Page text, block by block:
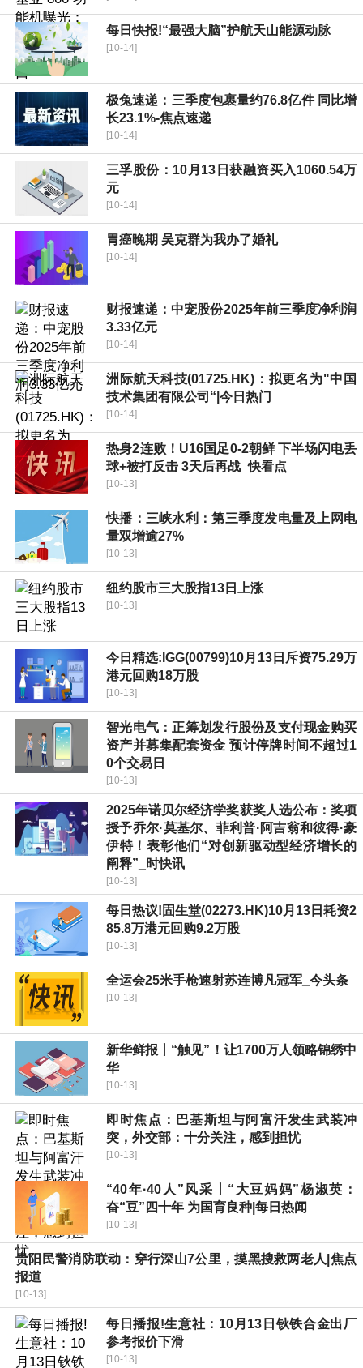
每日快报!“最强大脑”护航天山能源动脉
[10-14]
极兔速递：三季度包裹量约76.8亿件 同比增
长23.1%-焦点速递
[10-14]
三孚股份：10月13日获融资买入1060.54万
元
[10-14]
胃癌晚期 吴克群为我办了婚礼
[10-14]
财报速递：中宠股份2025年前三季度净利润
3.33亿元
[10-14]
洲际航天科技(01725.HK)：拟更名为"中国
技术集团有限公司“|今日热门
[10-14]
热身2连败！U16国足0-2朝鲜 下半场闪电丢
球+被打反击 3天后再战_快看点
[10-13]
快播：三峡水利：第三季度发电量及上网电
量双增逾27%
[10-13]
纽约股市三大股指13日上涨
[10-13]
今日精选:IGG(00799)10月13日斥资75.29万
港元回购18万股
[10-13]
智光电气：正筹划发行股份及支付现金购买
资产并募集配套资金 预计停牌时间不超过1
0个交易日
[10-13]
2025年诺贝尔经济学奖获奖人选公布：奖项
授予乔尔·莫基尔、菲利普·阿吉翁和彼得·豪
伊特！表彰他们“对创新驱动型经济增长的
阐释”_时快讯
[10-13]
每日热议!固生堂(02273.HK)10月13日耗资2
85.8万港元回购9.2万股
[10-13]
全运会25米手枪速射苏连博凡冠军_今头条
[10-13]
新华鲜报丨“触见”！让1700万人领略锦绣中
华
[10-13]
即时焦点：巴基斯坦与阿富汗发生武装冲
突，外交部：十分关注，感到担忧
[10-13]
“40年·40人”风采丨“大豆妈妈”杨淑英：
奋“豆”四十年 为国育良种|每日热闻
[10-13]
贵阳民警消防联动：穿行深山7公里，摸黑搜救两老人|焦点
报道
[10-13]
每日播报!生意社：10月13日钬铁合金出厂
参考报价下滑
[10-13]